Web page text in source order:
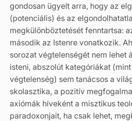
gondosan ügyelt arra, hogy az
(potenciális) és az
megkülönböztetését fenntartsa:
második az Istenre vonatkozik.
sorozat végtelenségét nem lehet
isteni, abszolút kategóriákat
végtelenség) sem tanácsos a
skolasztika, a pozitív
axiómák híveként a misztikus
paradoxonjait, ha csak lehet,